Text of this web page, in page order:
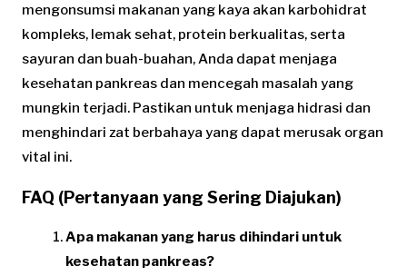
mengonsumsi makanan yang kaya akan karbohidrat
kompleks, lemak sehat, protein berkualitas, serta
sayuran dan buah-buahan, Anda dapat menjaga
kesehatan pankreas dan mencegah masalah yang
mungkin terjadi. Pastikan untuk menjaga hidrasi dan
menghindari zat berbahaya yang dapat merusak organ
vital ini.
FAQ (Pertanyaan yang Sering Diajukan)
Apa makanan yang harus dihindari untuk
kesehatan pankreas?